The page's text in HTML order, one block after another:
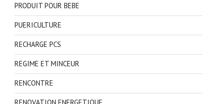
PRODUIT POUR BEBE
PUERICULTURE
RECHARGE PCS
REGIME ET MINCEUR
RENCONTRE